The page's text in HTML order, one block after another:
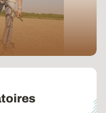
les 450
un métier